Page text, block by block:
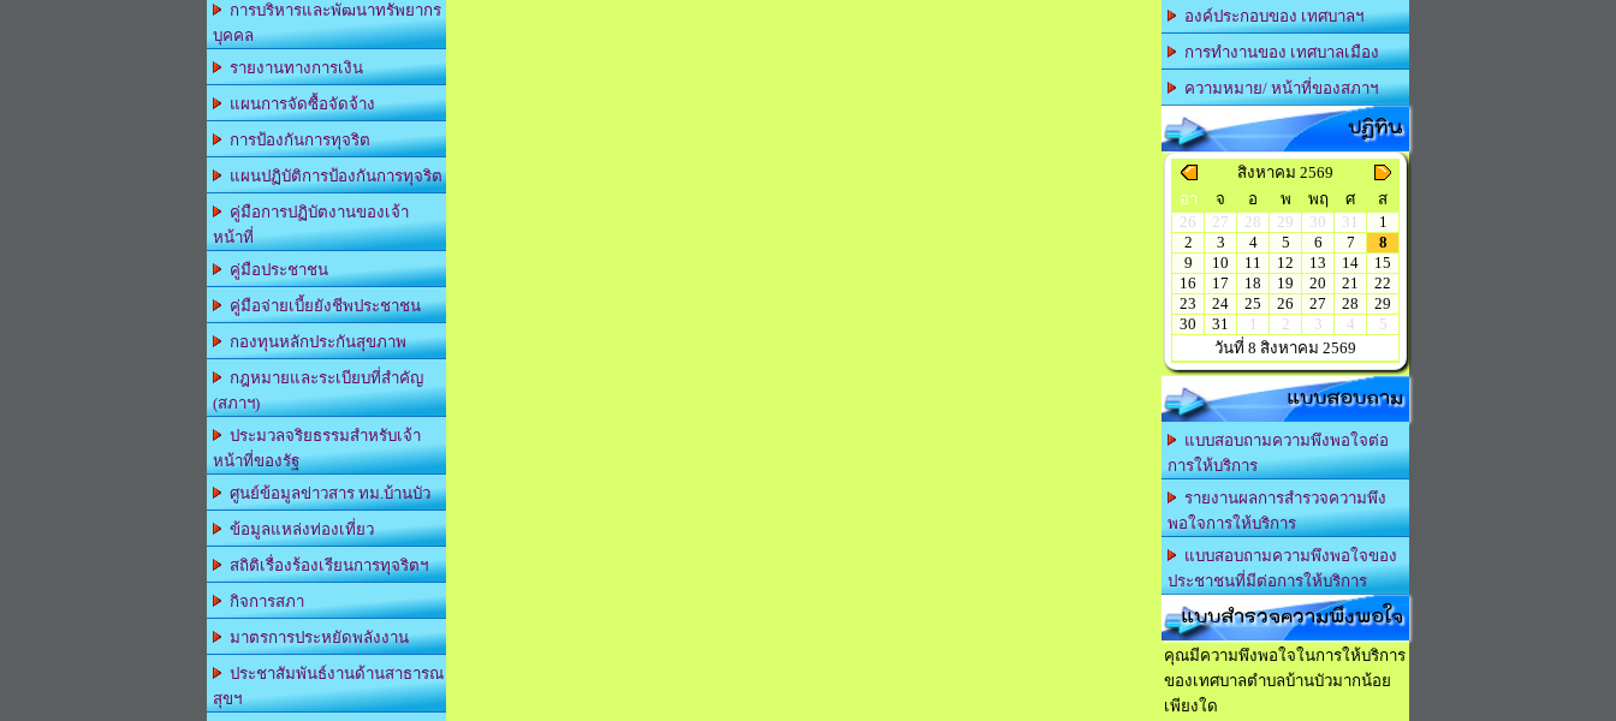
การบริหารและพัฒนาทรัพยากร
บุคคล
รายงานทางการเงิน
แผนการจัดซื้อจัดจ้าง
การป้องกันการทุจริต
แผนปฏิบัติการป้องกันการทุจริต
คู่มือการปฏิบัตงานของเจ้า
หน้าที่
คู่มือประชาชน
คู่มือจ่ายเบี้ยยังชีพประชาชน
กองทุนหลักประกันสุขภาพ
กฎหมายและระเบียบที่สำคัญ
(สภาฯ)
ประมวลจริยธรรมสำหรับเจ้า
หน้าที่ของรัฐ
ศูนย์ข้อมูลข่าวสาร ทม.บ้านบัว
ข้อมูลแหล่งท่องเที่ยว
สถิติเรื่องร้องเรียนการทุจริตฯ
กิจการสภา
มาตรการประหยัดพลังงาน
ประชาสัมพันธ์งานด้านสาธารณ
สุขฯ
องค์ประกอบของ เทศบาลฯ
การทำงานของ เทศบาลเมือง
ความหมาย/ หน้าที่ของสภาฯ
ปฏิทิน
สิงหาคม 2569
อา
จ อ พ พฤ ศ
ส
26
27 28 29 30 31
1
2
3 4 5 6 7
8
9
10 11 12 13 14
15
16
17 18 19 20 21
22
23
24 25 26 27 28
29
30
31 1 2 3 4
5
วันที่ 8 สิงหาคม 2569
แบบสอบถาม
แบบสอบถามความพึงพอใจต่อ
การให้บริการ
รายงานผลการสำรวจความพึง
พอใจการให้บริการ
แบบสอบถามความพึงพอใจของ
ประชาชนที่มีต่อการให้บริการ
แบบสำรวจความพึงพอใจ
คุณมีความพึงพอใจในการให้บริการ
ของเทศบาลตำบลบ้านบัวมากน้อย
เพียงใด